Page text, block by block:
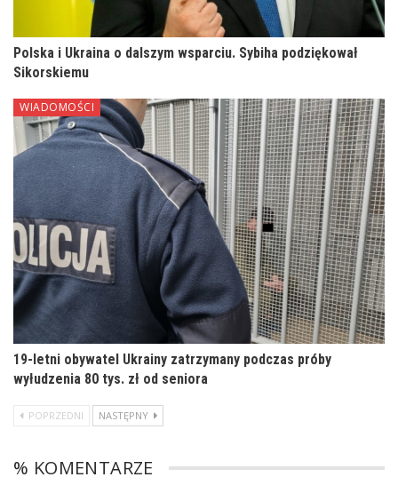
Polska i Ukraina o dalszym wsparciu. Sybiha podziękował
Sikorskiemu
WIADOMOŚCI
19-letni obywatel Ukrainy zatrzymany podczas próby
wyłudzenia 80 tys. zł od seniora
POPRZEDNI NASTĘPNY
% KOMENTARZE